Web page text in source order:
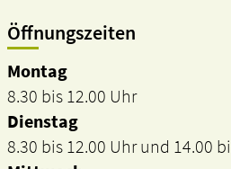
Öffnungszeiten
Montag
8.30 bis 12.00 Uhr
Dienstag
8.30 bis 12.00 Uhr und 14.00